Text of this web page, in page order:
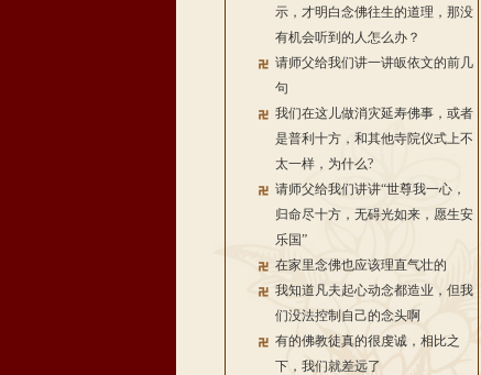
示，才明白念佛往生的道理，那没
有机会听到的人怎么办？
请师父给我们讲一讲皈依文的前几
句
我们在这儿做消灾延寿佛事，或者
是普利十方，和其他寺院仪式上不
太一样，为什么?
请师父给我们讲讲“世尊我一心，
归命尽十方，无碍光如来，愿生安
乐国”
在家里念佛也应该理直气壮的
我知道凡夫起心动念都造业，但我
们没法控制自己的念头啊
有的佛教徒真的很虔诚，相比之
下，我们就差远了